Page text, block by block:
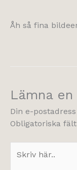
Åh så fina
Lämna
Din e-
Obligatoriska
här..